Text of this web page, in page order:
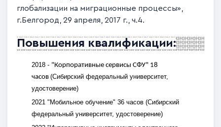
глобализации на миграционные процессы»,
г.Белгород, 29 апреля, 2017 г., ч.4.
Повышения квалификации:
2018 - "Корпоративные сервисы СФУ" 18
часов(Сибирский федеральный университет,
удостоверение)
2021 "Мобильное обучение" 36 часов(Сибирский
федеральный университет, удостоверение)